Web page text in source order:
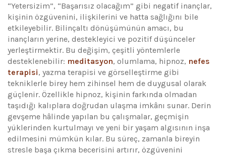
“Yetersizim”, “Başarısız olacağım” gibi negatif inançlar,
kişinin özgüvenini, ilişkilerini ve hatta sağlığını bile
etkileyebilir. Bilinçaltı dönüşümünün amacı, bu
inançların yerine, destekleyici ve pozitif düşünceler
yerleştirmektir. Bu değişim, çeşitli yöntemlerle
desteklenebilir: meditasyon, olumlama, hipnoz, nefes
terapisi, yazma terapisi ve görselleştirme gibi
tekniklerle birey hem zihinsel hem de duygusal olarak
güçlenir. Özellikle hipnoz, kişinin farkında olmadan
taşıdığı kalıplara doğrudan ulaşma imkânı sunar. Derin
gevşeme hâlinde yapılan bu çalışmalar, geçmişin
yüklerinden kurtulmayı ve yeni bir yaşam algısının inşa
edilmesini mümkün kılar. Bu süreç, zamanla bireyin
stresle başa çıkma becerisini artırır, özgüvenini